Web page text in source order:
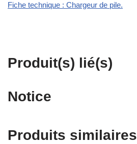
Fiche technique : Chargeur de pile.
Produit(s) lié(s)
Notice
Produits similaires